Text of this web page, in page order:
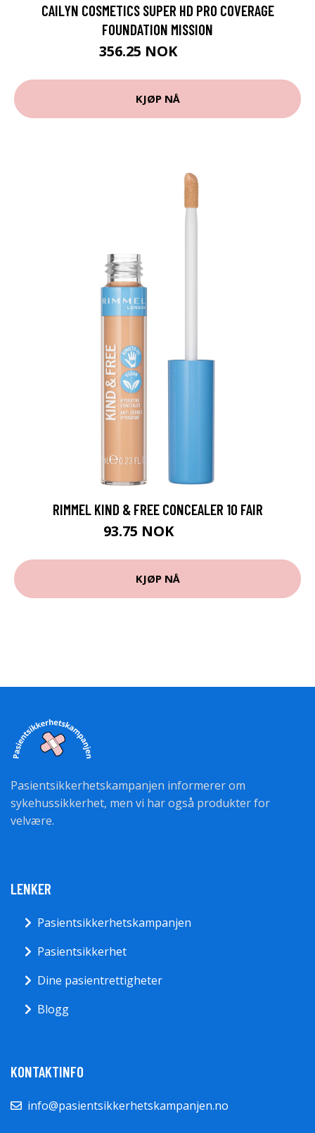
CAILYN COSMETICS SUPER HD PRO COVERAGE
FOUNDATION MISSION
356.25 NOK
KJØP NÅ
RIMMEL KIND & FREE CONCEALER 10 FAIR
93.75 NOK
KJØP NÅ
Pasientsikkerhetskampanjen informerer om
sykehussikkerhet, men vi har også produkter for
velvære.
LENKER
Pasientsikkerhetskampanjen
Pasientsikkerhet
Dine pasientrettigheter
Blogg
KONTAKTINFO
info@pasientsikkerhetskampanjen.no